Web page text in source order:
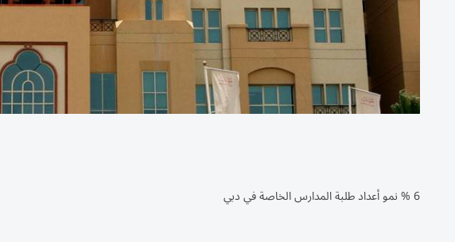
6 % نمو أعداد طلبة المدارس الخاصة في دبي